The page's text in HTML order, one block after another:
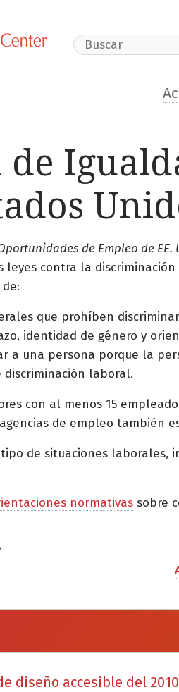
Search Website
de
de Empleo de EE.
leyes contra la
que prohíben
identidad de género y
a una persona porque la
discriminación laboral.
con al menos 15
de empleo también
de situaciones laborales,
normativas sobre
diseño accesible del